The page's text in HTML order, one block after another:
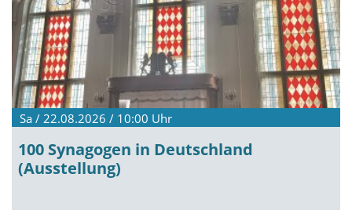
Sa / 22.08.2026 / 10:00 Uhr
100 Synagogen in Deutschland
(Ausstellung)